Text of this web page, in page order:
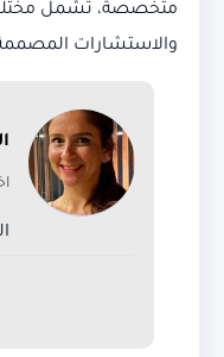
متخصصة، تشمل
والاستشارات